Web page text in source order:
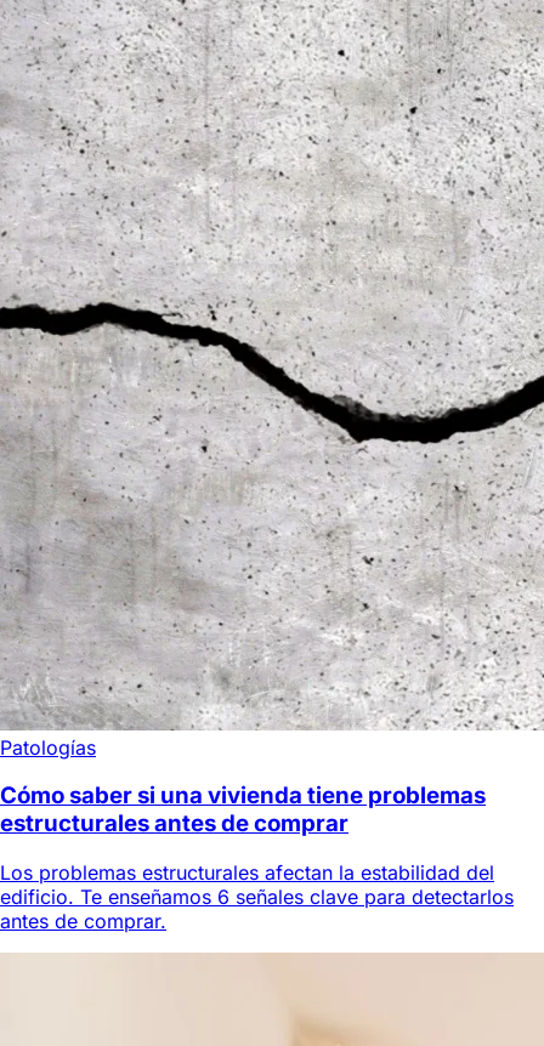
Patologías
Cómo saber si una vivienda tiene problemas
estructurales antes de comprar
Los problemas estructurales afectan la estabilidad del
edificio. Te enseñamos 6 señales clave para detectarlos
antes de comprar.